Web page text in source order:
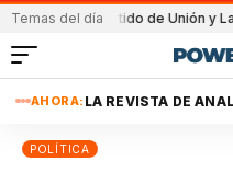
Temas del día
el partido de Unión y Lanús
AHORA: LA REVISTA DE
POLÍTICA